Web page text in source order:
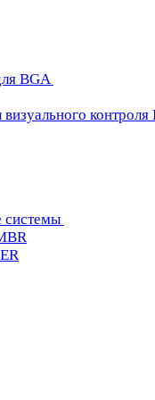
BGA
контроля
системы